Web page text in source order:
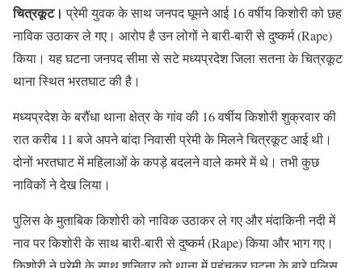
चित्रकूट। प्रेमी युवक के साथ जनपद घूमने आई 16 वर्षीय किशोरी को छह
नाविक उठाकर ले गए। आरोप है उन लोगों ने बारी-बारी से दुष्कर्म (Rape)
किया। यह घटना जनपद सीमा से सटे मध्यप्रदेश जिला सतना के चित्रकूट
थाना स्थित भरतघाट की है।
मध्यप्रदेश के बरौंधा थाना क्षेत्र के गांव की 16 वर्षीय किशोरी शुक्रवार की
रात करीब 11 बजे अपने बांदा निवासी प्रेमी के मिलने चित्रकूट आई थी।
दोनों भरतघाट में महिलाओं के कपड़े बदलने वाले कमरे में थे। तभी कुछ
नाविकों ने देख लिया।
पुलिस के मुताबिक किशोरी को नाविक उठाकर ले गए और मंदाकिनी नदी में
नाव पर किशोरी के साथ बारी-बारी से दुष्कर्म (Rape) किया और भाग गए।